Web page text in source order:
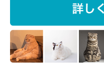
い』と思い旦那を説得し、
ました」
ます。
くろすけちゃんの詳しい生い